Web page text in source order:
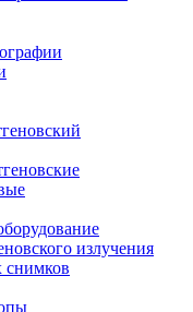
излучения
снимков